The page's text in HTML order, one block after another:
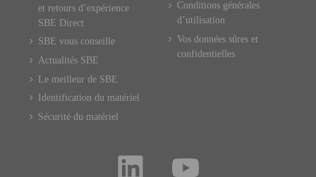
et retours d’expérience
SBE Direct
SBE vous conseille
Actualités SBE
Le meilleur de SBE
Identification du matériel
Sécurité du matériel
Conditions générales
d’utilisation
Vos données sûres et
confidentielles